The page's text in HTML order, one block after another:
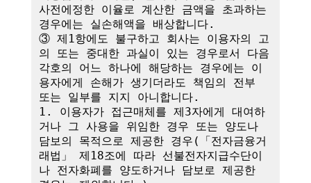
사전에정한 이율로 계산한 금액을 초과하는
경우에는 실손해액을 배상합니다.
③ 제1항에도 불구하고 회사는 이용자의 고
의 또는 중대한 과실이 있는 경우로서 다음
각호의 어느 하나에 해당하는 경우에는 이
용자에게 손해가 생기더라도 책임의 전부
또는 일부를 지지 아니합니다.
1. 이용자가 접근매체를 제3자에게 대여하
거나 그 사용을 위임한 경우 또는 양도나
담보의 목적으로 제공한 경우(「전자금융거
래법」 제18조에 따라 선불전자지급수단이
나 전자화폐를 양도하거나 담보로 제공한